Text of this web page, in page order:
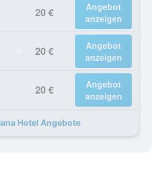
20 €
Angebot
anzeigen
20 €
Angebot
anzeigen
20 €
Angebot
anzeigen
Hotel Angebote